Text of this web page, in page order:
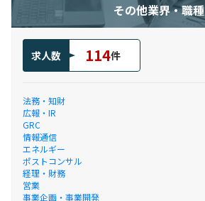
その他業界・職種
求人数 114件
法務・知財
広報・IR
GRC
情報通信
エネルギー
ポストコンサル
経理・財務
営業
事業企画・事業開発